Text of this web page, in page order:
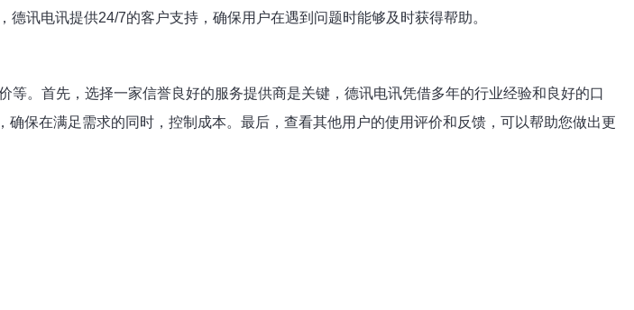
讯电讯提供24/7的客户支持，确保用户在遇到问题时能够及时获得帮助。
。首先，选择一家信誉良好的服务提供商是关键，德讯电讯凭借多年的行业经验和良好的口
保在满足需求的同时，控制成本。最后，查看其他用户的使用评价和反馈，可以帮助您做出更